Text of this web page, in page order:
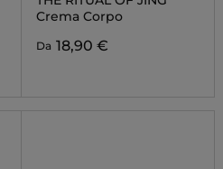
Crema Corpo
Da 18,90 €